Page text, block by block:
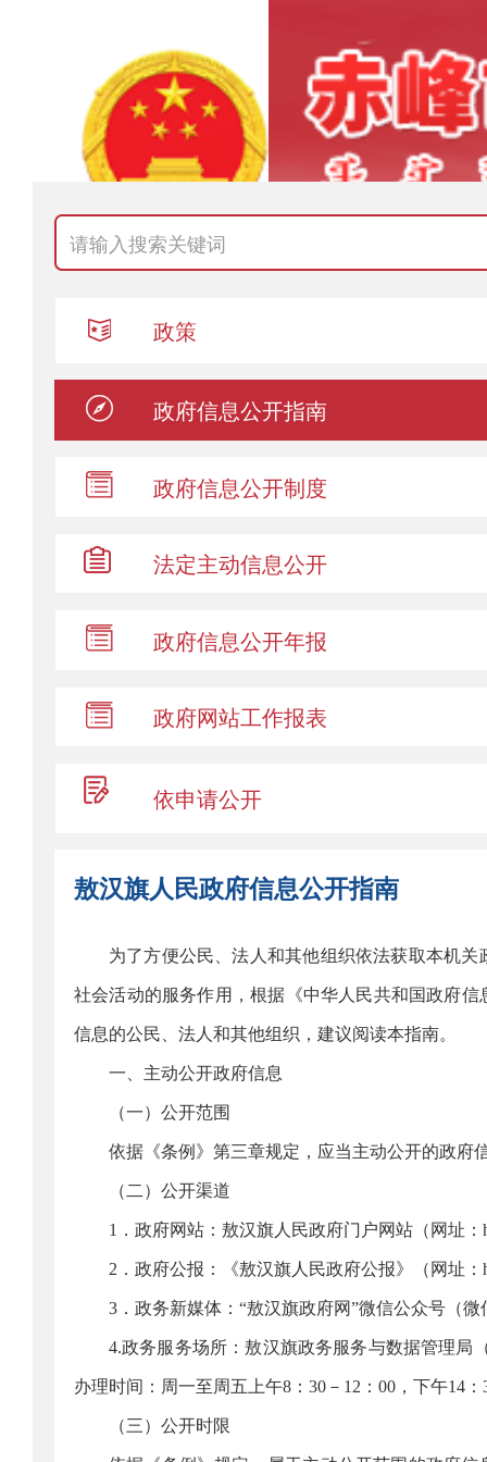
政策
政府信息公开指南
政府信息公开制度
法定主动信息公开
政府信息公开年报
政府网站工作报表
依申请公开
敖汉旗人民政府信息公开指南
为了方便公民、法人和其他组织依法获取本机
社会活动的服务作用，根据《中华人民共和国政府
信息的公民、法人和其他组织，建议阅读本指南。
一、主动公开政府信息
（一）公开范围
依据《条例》第三章规定，应当主动公开的政府
（二）公开渠道
1．政府网站：敖汉旗人民政府门户网站（网址：
2．政府公报：《敖汉旗人民政府公报》（网址：
3．政务新媒体：“敖汉旗政府网”微信公众号（微
4.政务服务场所：敖汉旗政务服务与数据管理局
办理时间：周一至周五上午8：30－12：00，下午14
（三）公开时限